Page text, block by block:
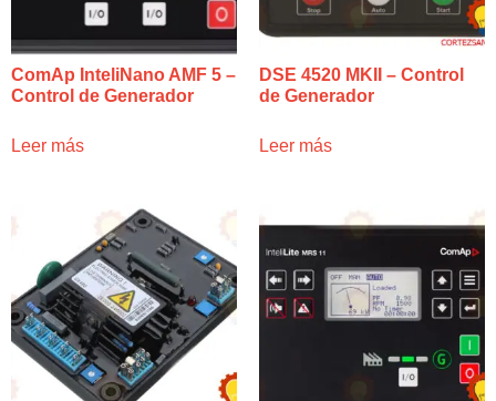
ComAp InteliNano AMF 5 –
Control de Generador
Leer más
DSE 4520 MKII – Control
de Generador
Leer más